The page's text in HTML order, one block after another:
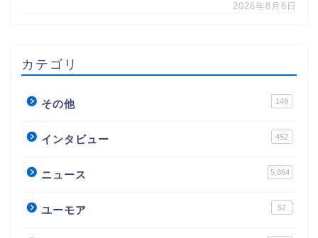
2026年8月6日
カテゴリ
その他 149
インタビュー 452
ニュース 5,864
ユーモア 57